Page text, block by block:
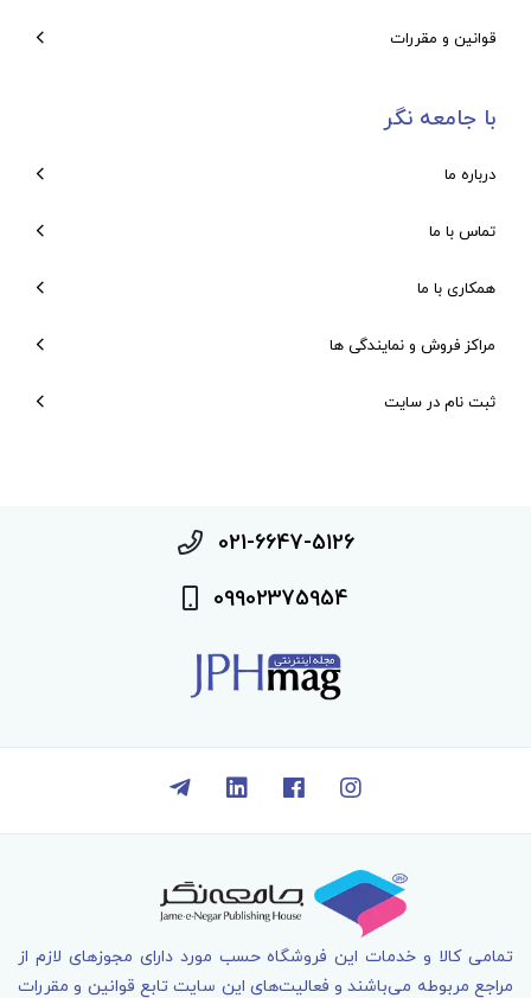
قوانین و مقررات
با جامعه نگر
درباره ما
تماس با ما
همکاری با ما
مراکز فروش و نمایندگی ها
ثبت نام در سایت
021-6647-5126
09902375954
تمامی کالا و خدمات اين فروشگاه حسب مورد دارای مجوزهای لازم از
مراجع مربوطه می‌باشند و فعاليت‌های اين سايت تابع قوانين و مقررات